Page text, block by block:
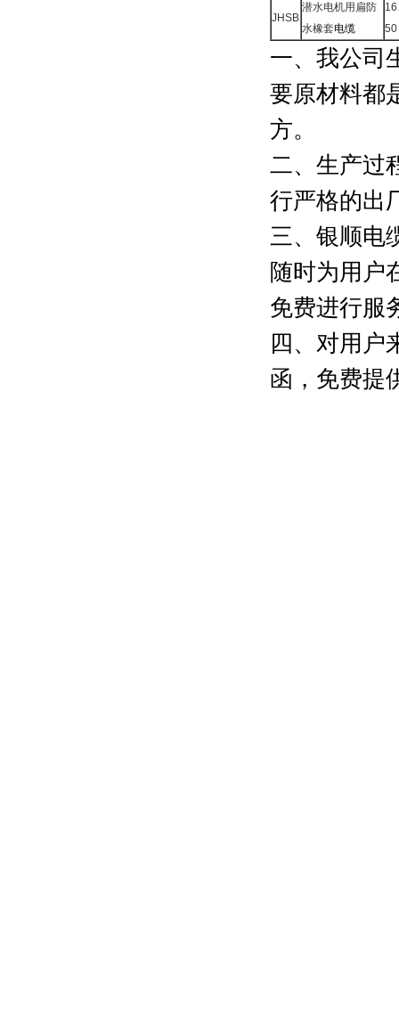
JHSB
潜水电机用扁防
水橡套电缆
16
50
一、我公司
要原材料都
方。
二、生产过
行严格的出
三、银顺电
随时为用户
免费进行服
四、对用户
函，免费提